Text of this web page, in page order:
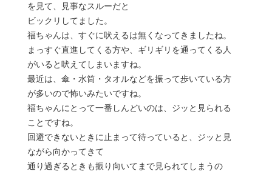
を見て、見事なスルーだと
ビックリしてました。
福ちゃんは、すぐに吠えるは無くなってきましたね。
まっすぐ直進してくる方や、ギリギリを通ってくる人
がいると吠えてしまいますね。
最近は、傘・水筒・タオルなどを振って歩いている方
が多いので怖いみたいですね。
福ちゃんにとって一番しんどいのは、ジッと見られる
ことですね。
回避できないときに止まって待っていると、ジッと見
ながら向かってきて
通り過ぎるときも振り向いてまで見られてしまうの